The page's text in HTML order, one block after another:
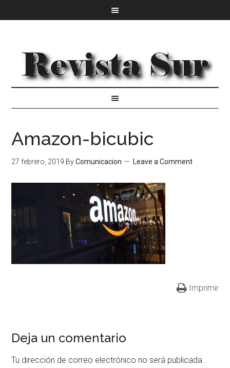
Amazon-bicubic
27 febrero, 2019 ByComunicacion Leave a Comment
Imprimir
Deja un comentario
Tu dirección de correo electrónico no será publicada.